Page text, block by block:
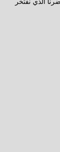
الذي نفتخر